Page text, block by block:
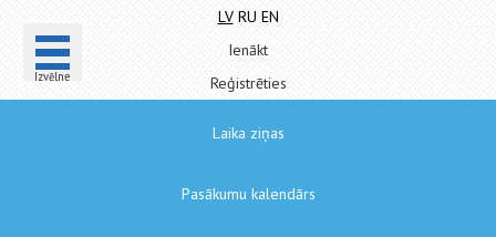
Izvēlne
LV RU EN
Ienākt
Reģistrēties
Laika ziņas
Pasākumu kalendārs